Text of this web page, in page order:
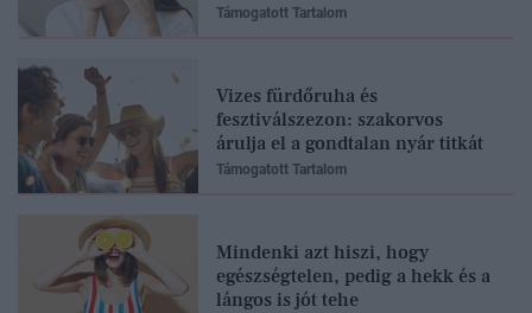
Támogatott Tartalom
Vizes fürdőruha és
fesztiválszezon: szakorvos
árulja el a gondtalan nyár titkát
Támogatott Tartalom
Mindenki azt hiszi, hogy
egészségtelen, pedig a hekk és a
lángos is jót tehe